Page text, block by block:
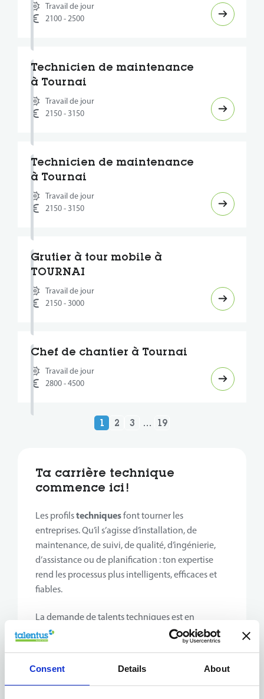
Consent Details About
Travail de jour
2100 - 2500
Technicien de maintenance
à Tournai
Travail de jour
2150 - 3150
Technicien de maintenance
à Tournai
Travail de jour
2150 - 3150
Grutier à tour mobile à
TOURNAI
Travail de jour
2150 - 3000
Chef de chantier à Tournai
Travail de jour
2800 - 4500
1 2 3 … 19
Ta carrière technique
commence ici !
Les profilstechniquesfont tourner les
entreprises. Qu’il s’agisse d’installation, de
maintenance, de suivi, de qualité, d’ingénierie,
d’assistance ou de planification : ton expertise
rend les processus plus intelligents, efficaces et
fiables.
La demande de talents techniques est en
constante croissance. Les entreprises recherchent
des collaborateurs motivés, curieux et prêts à
opérations.